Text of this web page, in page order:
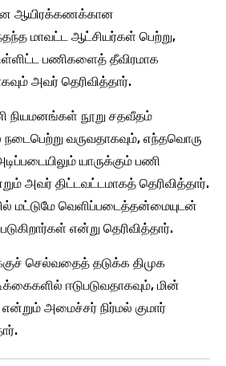
ஆயிரக்கணக்கான
மாவட்ட ஆட்சியர்கள் பெற்று,
உள்ளிட்ட பணிகளைத் தீவிரமாக
அவர் தெரிவித்தார்.
நியமனங்கள் நூறு சதவீதம்
வருவதாகவும், எந்தவொரு
யாருக்கும் பணி
அவர் திட்டவட்டமாகத் தெரிவித்தார்.
மட்டுமே வெளிப்படைத்தன்மையுடன்
என்று தெரிவித்தார்.
செல்வதைத் தடுக்க திமுக
ஈடுபடுவதாகவும், மின்
அமைச்சர் நிர்மல் குமார்